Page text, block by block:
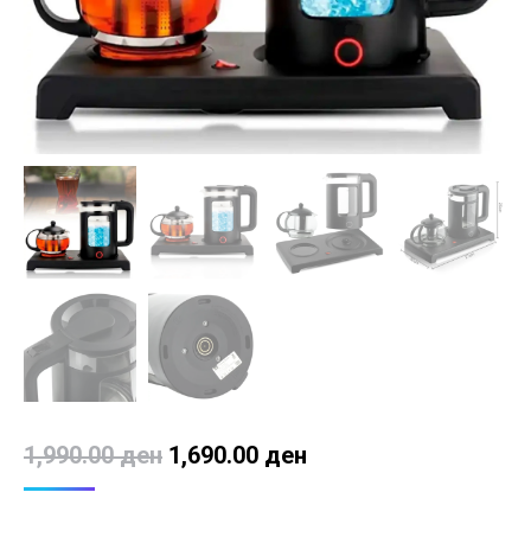
1,990.00ден Original
1,690.00 ден